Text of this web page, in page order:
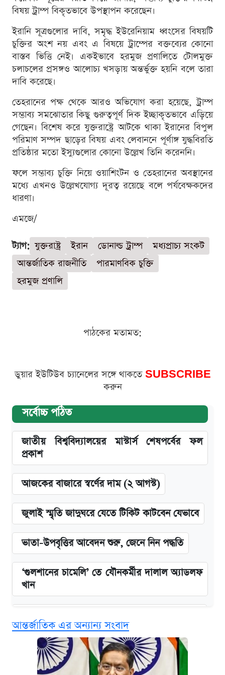
বিষয় ট্রাম্প বিকৃতভাবে উপস্থাপন করেছেন।
ইরানি সূত্রগুলোর দাবি, সমৃদ্ধ ইউরেনিয়াম ধ্বংসের বিষয়টি
চুক্তির অংশ নয় এবং এ বিষয়ে ট্রাম্পের বক্তব্যের কোনো
বাস্তব ভিত্তি নেই। একইভাবে হরমুজ প্রণালিতে টোলমুক্ত
চলাচলের প্রসঙ্গও আলোচ্য খসড়ায় অন্তর্ভুক্ত হয়নি বলে তারা
দাবি করেছে।
তেহরানের পক্ষ থেকে আরও অভিযোগ করা হয়েছে, ট্রাম্প
সম্ভাব্য সমঝোতার কিছু গুরুত্বপূর্ণ দিক ইচ্ছাকৃতভাবে এড়িয়ে
গেছেন। বিশেষ করে যুক্তরাষ্ট্রে আটকে থাকা ইরানের বিপুল
পরিমাণ সম্পদ ছাড়ের বিষয় এবং লেবাননে পূর্ণাঙ্গ যুদ্ধবিরতি
প্রতিষ্ঠার মতো ইস্যুগুলোর কোনো উল্লেখ তিনি করেননি।
ফলে সম্ভাব্য চুক্তি নিয়ে ওয়াশিংটন ও তেহরানের অবস্থানের
মধ্যে এখনও উল্লেখযোগ্য দূরত্ব রয়েছে বলে পর্যবেক্ষকদের
ধারণা।
এমজে/
ট্যাগ: যুক্তরাষ্ট্র ইরান ডোনাল্ড ট্রাম্প
মধ্যপ্রাচ্য সংকট
আন্তর্জাতিক রাজনীতি
পারমাণবিক চুক্তি
হরমুজ প্রণালি
পাঠকের মতামত:
ডুয়ার ইউটিউব চ্যানেলের সঙ্গে থাকতে SUBSCRIBE
করুন
সর্বোচ্চ পঠিত
জাতীয় বিশ্ববিদ্যালয়ের মাস্টার্স শেষপর্বের ফল
প্রকাশ
আজকের বাজারে স্বর্ণের দাম (২ আগস্ট)
জুলাই স্মৃতি জাদুঘরে যেতে টিকিট কাটবেন যেভাবে
ভাতা-উপবৃত্তির আবেদন শুরু, জেনে নিন পদ্ধতি
‘গুলশানের চামেলি’ তে যৌনকর্মীর দালাল অ্যাডলফ
খান
এক ক্লিকে জেনে নিন আইফোন ১৮ প্রো ম্যাক্সের
দাম ও ফিচার
আন্তর্জাতিক এর অন্যান্য সংবাদ